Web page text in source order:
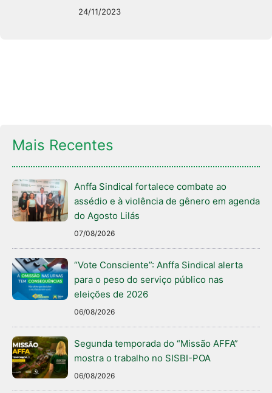
24/11/2023
Mais Recentes
Anffa Sindical fortalece combate ao
assédio e à violência de gênero em agenda
do Agosto Lilás
07/08/2026
“Vote Consciente”: Anffa Sindical alerta
para o peso do serviço público nas
eleições de 2026
06/08/2026
Segunda temporada do “Missão AFFA”
mostra o trabalho no SISBI-POA
06/08/2026